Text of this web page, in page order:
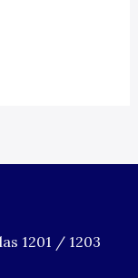
1201 / 1203